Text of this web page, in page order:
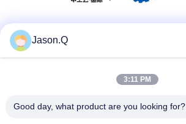
Jason.Q
3:11 PM
Good day, what product are you looking for?